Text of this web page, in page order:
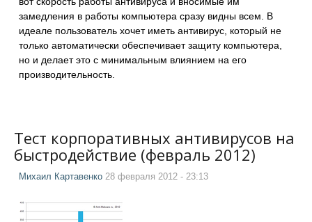
замедления в работы компьютера сразу видны всем. В
идеале пользователь хочет иметь антивирус, который не
только автоматически обеспечивает защиту компьютера,
но и делает это с минимальным влиянием на его
производительность.
Тест корпоративных антивирусов на
быстродействие (февраль 2012)
Михаил Картавенко 28 февраля 2012 - 23:13